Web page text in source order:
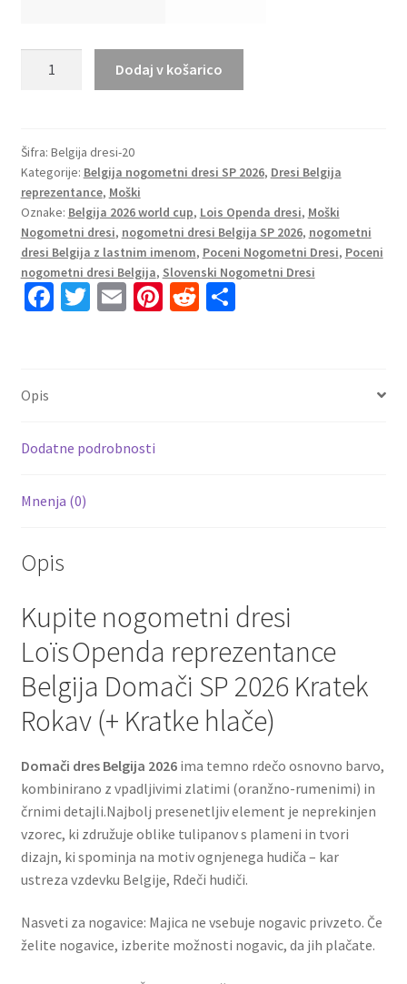
Loïs Openda
#9
Belgija
Domači
SP
2026
količina
Dodaj v košarico
Šifra: Belgija dresi-20
Kategorije: Belgija nogometni dresi SP 2026, Dresi Belgija
reprezentance, Moški
Oznake: Belgija 2026 world cup, Lois Openda dresi, Moški
Nogometni dresi, nogometni dresi Belgija SP 2026, nogometni
dresi Belgija z lastnim imenom, Poceni Nogometni Dresi, Poceni
nogometni dresi Belgija, Slovenski Nogometni Dresi
Fa
k
T E Pi R S
Opis
Dodatne podrobnosti
Mnenja (0)
Opis
Kupite nogometni dresi
Loïs Openda reprezentance
Belgija Domači SP 2026 Kratek
Rokav (+ Kratke hlače)
Domači dres Belgija 2026ima temno rdečo osnovno barvo,
kombinirano z vpadljivimi zlatimi (oranžno-rumenimi) in
črnimi detajli.Najbolj presenetljiv element je neprekinjen
vzorec, ki združuje oblike tulipanov s plameni in tvori
dizajn, ki spominja na motiv ognjenega hudiča – kar
ustreza vzdevku Belgije, Rdeči hudiči.
Nasveti za nogavice: Majica ne vsebuje nogavic privzeto. Če
želite nogavice, izberite možnosti nogavic, da jih plačate.